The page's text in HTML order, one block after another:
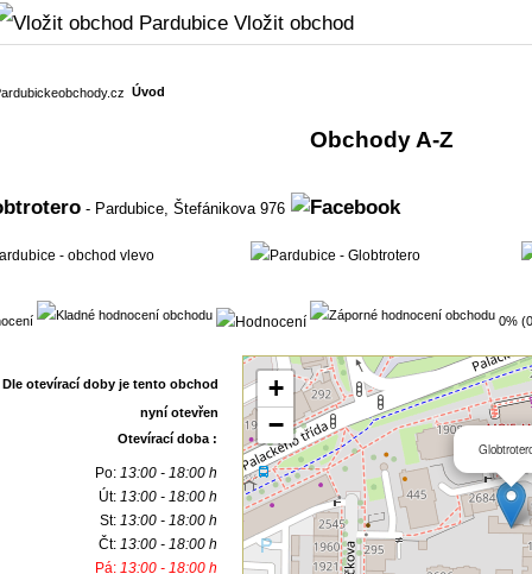
Vložit obchod
Úvod
Obchody A-Z
- Pardubice, Štefánikova 976
0%
Otevírací doba :
Po: 13:00 - 18:00 h
Út: 13:00 - 18:00 h
St: 13:00 - 18:00 h
Čt: 13:00 - 18:00 h
Pá: 13:00 - 18:00 h
+
−